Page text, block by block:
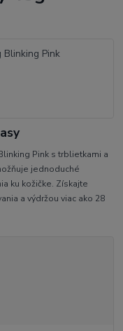
Pink s trblietkami a
jednoduché
ku kožičke. Získajte
a výdržou viac ako 28